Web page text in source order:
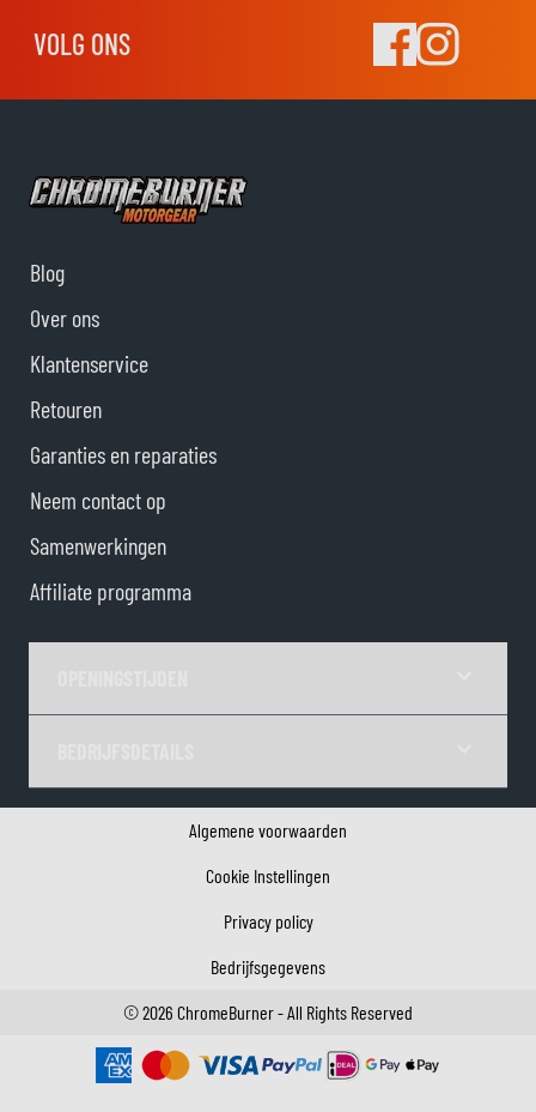
VOLG ONS
Blog
Over ons
Klantenservice
Retouren
Garanties en reparaties
Neem contact op
Samenwerkingen
Affiliate programma
Algemene voorwaarden
Cookie Instellingen
Privacy policy
Bedrijfsgegevens
©2026 ChromeBurner - All Rights Reserved